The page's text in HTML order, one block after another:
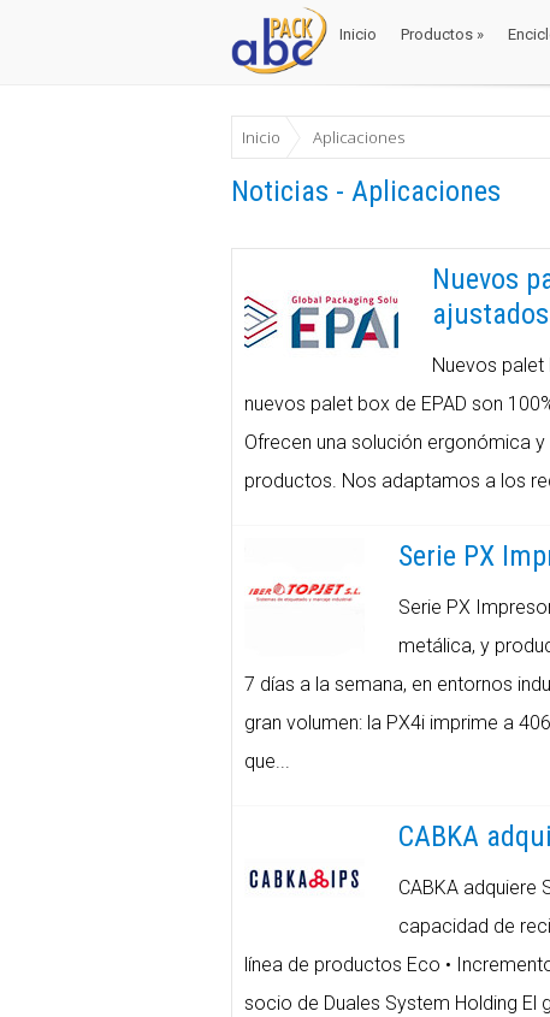
Inicio Productos »
Inicio Aplicaciones
Noticias - Aplicaciones
Nuevos
ajustados
Nuevos palet
nuevos palet box de EPAD son
Ofrecen una solución ergonómica
productos. Nos adaptamos a los
Serie PX
Serie PX
metálica, y
7 días a la semana, en entornos
gran volumen: la PX4i imprime a
que...
CABKA
CABKA adquiere
capacidad de
línea de productos Eco •
socio de Duales System Holding El